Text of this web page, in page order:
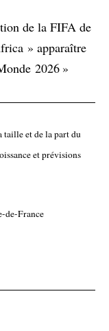
de la FIFA de
» apparaître
2026 »
taille et de la part du
et prévisions
de-France